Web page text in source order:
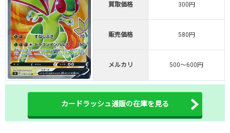
オリくじ
・初回購入は500coinが50円
TVCM記念！激熱イベント開催中
オリくじ公式はこちら ＞
TORAオリパ
・リリース1周年イベント開催中！
・新規登録で最大90%OFF
TORAオリパ公式はこちら ＞
買取価格 300円
販売価格 580円
メルカリ 500～600円
カードラッシュ通販の在庫を見る